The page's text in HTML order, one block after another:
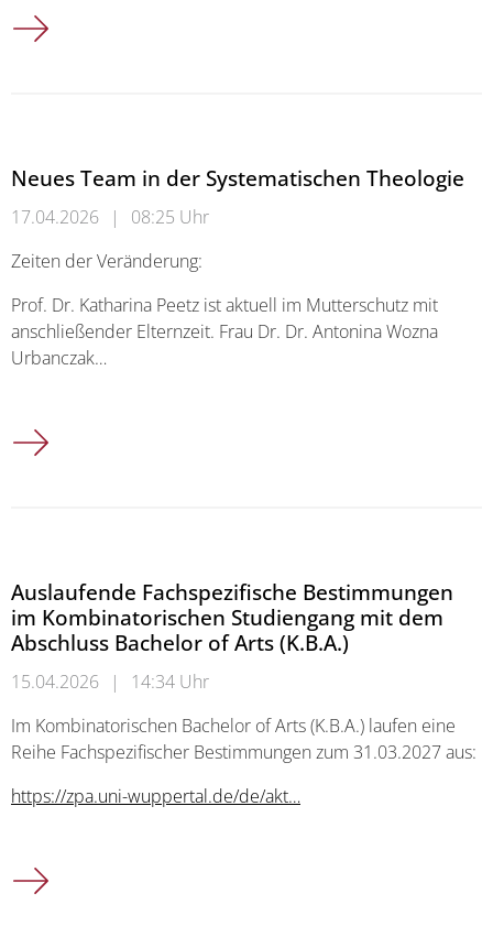
Neu in der Systematischen Theologie: Frau Dr. Dr. Antonina
Neues Team in der Systematischen Theologie
17.04.2026 |
08:25 Uhr
Zeiten der Veränderung:
Prof. Dr. Katharina Peetz ist aktuell im Mutterschutz mit
anschließender Elternzeit. Frau Dr. Dr. Antonina Wozna
Urbanczak…
Neues Team in der Systematischen Theologie
Auslaufende Fachspezifische Bestimmungen
im Kombinatorischen Studiengang mit dem
Abschluss Bachelor of Arts (K.B.A.)
15.04.2026 |
14:34 Uhr
Im Kombinatorischen Bachelor of Arts (K.B.A.) laufen eine
Reihe Fachspezifischer Bestimmungen zum 31.03.2027 aus:
https://zpa.uni-wuppertal.de/de/akt…
Auslaufende Fachspezifische Bestimmungen im